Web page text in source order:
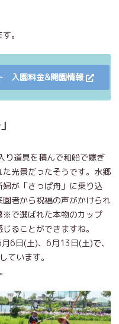
。
入園料金&開園情報
り道具を積んで和船で嫁ぎ
光景だったそうです。水郷
が「さっぱ舟」に乗り込
者から祝福の声がかけられ
※で選ばれた本物のカップ
ることができますね。
6日(土)、6月13日(土)で、
ています。